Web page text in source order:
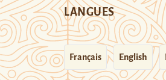
LANGUES
Français English